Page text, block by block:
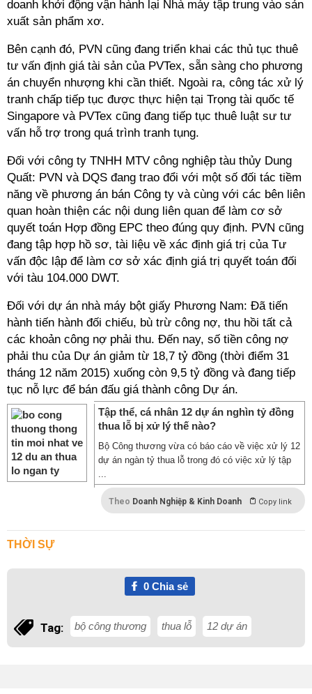
doanh khởi động vận hành lại Nhà máy tập trung vào sản
xuất sản phẩm xơ.
Bên cạnh đó, PVN cũng đang triển khai các thủ tục thuê
tư vấn định giá tài sản của PVTex, sẵn sàng cho phương
án chuyển nhượng khi cần thiết. Ngoài ra, công tác xử lý
tranh chấp tiếp tục được thực hiện tại Trọng tài quốc tế
Singapore và PVTex cũng đang tiếp tục thuê luật sư tư
vấn hỗ trợ trong quá trình tranh tụng.
Đối với công ty TNHH MTV công nghiệp tàu thủy Dung
Quất: PVN và DQS đang trao đổi với một số đối tác tiềm
năng về phương án bán Công ty và cùng với các bên liên
quan hoàn thiện các nội dung liên quan để làm cơ sở
quyết toán Hợp đồng EPC theo đúng quy định. PVN cũng
đang tập hợp hồ sơ, tài liệu về xác định giá trị của Tư
vấn độc lập để làm cơ sở xác định giá trị quyết toán đối
với tàu 104.000 DWT.
Đối với dự án nhà máy bột giấy Phương Nam: Đã tiến
hành tiến hành đối chiếu, bù trừ công nợ, thu hồi tất cả
các khoản công nợ phải thu. Đến nay, số tiền công nợ
phải thu của Dự án giảm từ 18,7 tỷ đồng (thời điểm 31
tháng 12 năm 2015) xuống còn 9,5 tỷ đồng và đang tiếp
tục nỗ lực để bán đấu giá thành công Dự án.
Tập thể, cá nhân 12 dự án nghìn tỷ đồng
thua lỗ bị xử lý thế nào?
Bộ Công thương vừa có báo cáo về việc xử lý 12
dự án ngàn tỷ thua lỗ trong đó có việc xử lý tập
...
Theo Doanh Nghiệp & Kinh Doanh Copy link
THỜI SỰ
0Chia sẻ
Tag: bộ công thương thua lỗ 12 dự án